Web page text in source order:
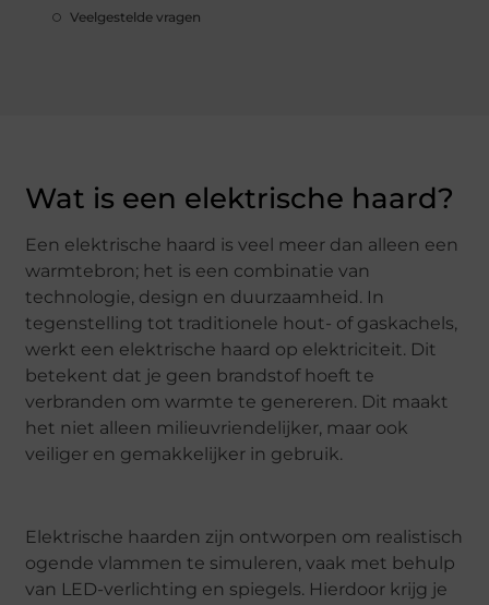
Veelgestelde vragen
Wat is een elektrische haard?
Een elektrische haard is veel meer dan alleen een
warmtebron; het is een combinatie van
technologie, design en duurzaamheid. In
tegenstelling tot traditionele hout- of gaskachels,
werkt een elektrische haard op elektriciteit. Dit
betekent dat je geen brandstof hoeft te
verbranden om warmte te genereren. Dit maakt
het niet alleen milieuvriendelijker, maar ook
veiliger en gemakkelijker in gebruik.
Elektrische haarden zijn ontworpen om realistisch
ogende vlammen te simuleren, vaak met behulp
van LED-verlichting en spiegels. Hierdoor krijg je